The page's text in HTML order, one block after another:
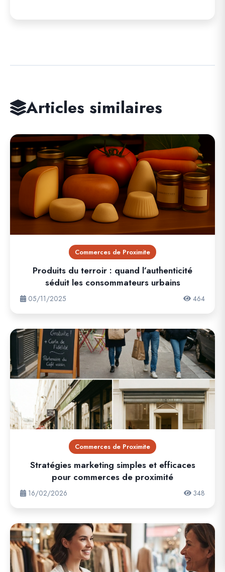
Articles similaires
Commerces de Proximite
Produits du terroir : quand l’authenticité
séduit les consommateurs urbains
05/11/2025 464
Commerces de Proximite
Stratégies marketing simples et efficaces
pour commerces de proximité
16/02/2026 348